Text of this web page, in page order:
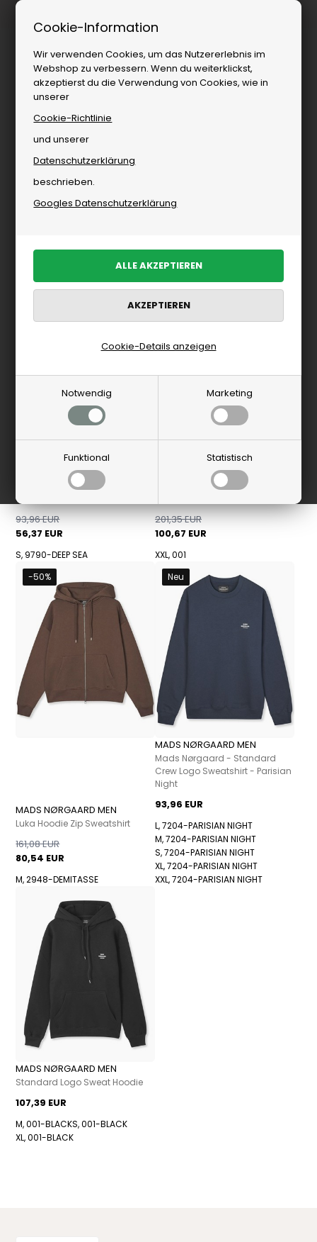
Cookie-Information
Wir verwenden Cookies, um das Nutzererlebnis im
Webshop zu verbessern. Wenn du weiterklickst,
akzeptierst du die Verwendung von Cookies, wie in
unserer
Cookie-Richtlinie
und unserer
Datenschutzerklärung
beschrieben.
Googles Datenschutzerklärung
Notwendig Marketing
Funktional Statistisch
Cookie-Details anzeigen
Herrenbekleidung»Marken
Sweatshirts von Mads Nørgaard
PRODUKTE FILTERN
-40%
MADS NØRGAARD MEN
Mads Nørgaard - Standard
Crew Logo Sweatshirt - Deep
Sea
56,37 EUR
93,96 EUR
S, 9790-DEEP SEA
-50%
Mads Nørgaard
100,67 EUR
201,35 EUR
XXL, 001
-50%
MADS NØRGAARD MEN
Luka Hoodie Zip Sweatshirt
80,54 EUR
161,08 EUR
M, 2948-DEMITASSE
Neu
MADS NØRGAARD MEN
Mads Nørgaard - Standard
Crew Logo Sweatshirt - Parisian
Night
93,96 EUR
L, 7204-PARISIAN NIGHT
M, 7204-PARISIAN NIGHT
S, 7204-PARISIAN NIGHT
XL, 7204-PARISIAN NIGHT
XXL, 7204-PARISIAN NIGHT
MADS NØRGAARD MEN
Standard Logo Sweat Hoodie
107,39 EUR
M, 001-BLACKS, 001-BLACK
XL, 001-BLACK